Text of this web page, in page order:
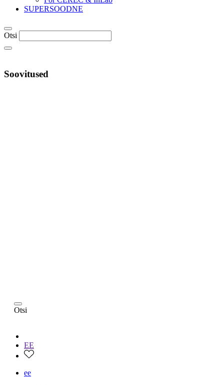
SUPERSOODNE
Otsi
Soovitused
Otsi
EE
ee